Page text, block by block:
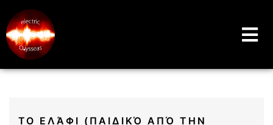
Electric Odysseas
Music Education Blog And Website
ΤΟ ΕΛΆΦΙ (ΠΑΙΔΙΚΌ ΑΠΌ ΤΗΝ